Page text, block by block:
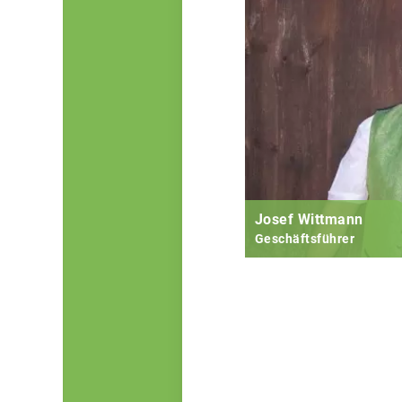
Josef Wittmann
Geschäftsführer